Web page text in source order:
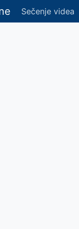
Sečenje videa